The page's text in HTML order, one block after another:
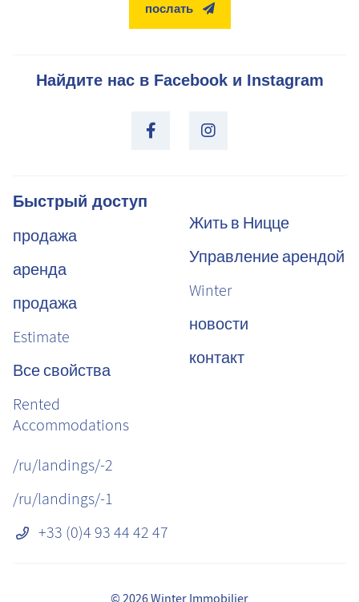
послать
Найдите нас в Facebook и Instagram
Быстрый доступ
продажа
аренда
продажа
Estimate
Все свойства
Rented
Accommodations
Жить в Ницце
Управление арендой
Winter
новости
контакт
/ru/landings/-2
/ru/landings/-1
+33 (0)4 93 44 42 47